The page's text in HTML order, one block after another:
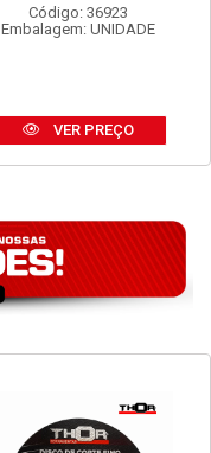
Código: 36923
Embalagem: UNIDADE
VER PREÇO